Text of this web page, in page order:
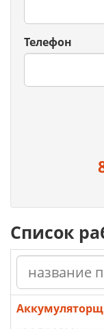
Телефон
Список